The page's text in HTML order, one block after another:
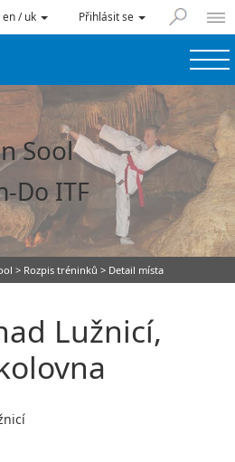
en / uk Přihlásit se
Sool
Do ITF
> Rozpis tréninků > Detail místa
Lužnicí,